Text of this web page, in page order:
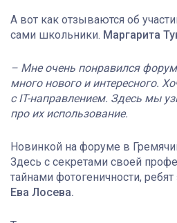
А вот как отзываются об
сами школьники. Маргарита
– Мне очень понравился
много нового и интересного.
с IT-направлением. Здесь мы
про их использование.
Новинкой на форуме в
Здесь с секретами своей
тайнами фотогеничности,
Ева Лосева.